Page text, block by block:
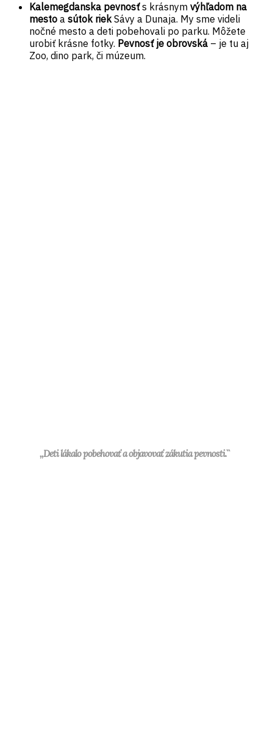
Kalemegdanska pevnosťs krásnym výhľadom na
mesto a sútok riekSávy a Dunaja. My sme videli
nočné mesto a deti pobehovali po parku. Môžete
urobiť krásne fotky. Pevnosť je obrovská – je tu aj
Zoo, dino park, či múzeum.
,,Deti lákalo pobehovať a objavovať zákutia pevnosti.``